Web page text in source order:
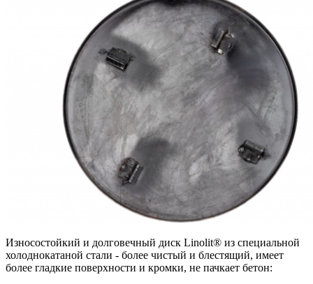
Износостойкий и долговечный диск Linolit® из специальной
холоднокатаной стали - более чистый и блестящий, имеет
более гладкие поверхности и кромки, не пачкает бетон: